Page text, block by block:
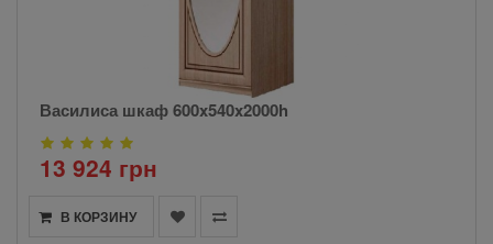
Василиса шкаф 600x540x2000h
13 924 грн
В КОРЗИНУ